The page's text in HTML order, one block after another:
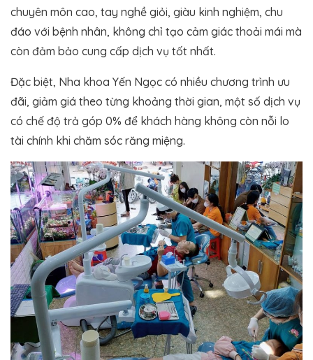
chuyên môn cao, tay nghề giỏi, giàu kinh nghiệm, chu
đáo với bệnh nhân, không chỉ tạo cảm giác thoải mái mà
còn đảm bảo cung cấp dịch vụ tốt nhất.
Đặc biệt, Nha khoa Yến Ngọc có nhiều chương trình ưu
đãi, giảm giá theo từng khoảng thời gian, một số dịch vụ
có chế độ trả góp 0% để khách hàng không còn nỗi lo
tài chính khi chăm sóc răng miệng.